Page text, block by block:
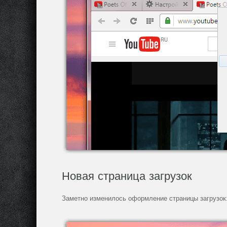
Новая страница загрузок
Заметно изменилось оформление страницы